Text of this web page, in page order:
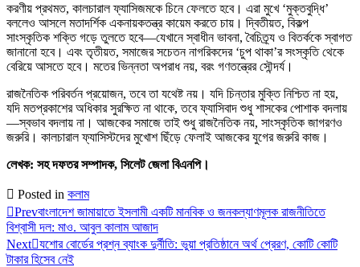
করণীয় প্রথমত, কালচারাল ফ্যাসিজমকে চিনে ফেলতে হবে। এরা মুখে ‘মুক্তবুদ্ধি’
বললেও আসলে মতাদর্শিক একনায়কতন্ত্র কায়েম করতে চায়। দ্বিতীয়ত, বিকল্প
সাংস্কৃতিক শক্তি গড়ে তুলতে হবে—যেখানে স্বাধীন ভাবনা, বৈচিত্র্য ও বিতর্ককে স্বাগত
জানানো হবে। এবং তৃতীয়ত, সমাজের সচেতন নাগরিকদের ‘চুপ থাকা’র সংস্কৃতি থেকে
বেরিয়ে আসতে হবে। মতের ভিন্নতা অপরাধ নয়, বরং গণতন্ত্রের সৌন্দর্য।
রাজনৈতিক পরিবর্তন প্রয়োজন, তবে তা যথেষ্ট নয়। যদি চিন্তার মুক্তি নিশ্চিত না হয়,
যদি মতপ্রকাশের অধিকার সুরক্ষিত না থাকে, তবে ফ্যাসিবাদ শুধু শাসকের পোশাক বদলায়
—স্বভাব বদলায় না। আজকের সমাজে তাই শুধু রাজনৈতিক নয়, সাংস্কৃতিক জাগরণও
জরুরি। কালচারাল ফ্যাসিস্টদের মুখোশ ছিঁড়ে ফেলাই আজকের যুগের জরুরি কাজ।
লেখক: সহ দফতর সম্পাদক, সিলেট জেলা বিএনপি।
Posted in কলাম
Prevবাংলাদেশ জামায়াতে ইসলামী একটি মানবিক ও জনকল্যাণমূলক রাজনীতিতে
বিশ্বাসী দল: মাও. আবুল কালাম আজাদ
Next যশোর বোর্ডের প্রশ্ন ব্যাংক দুর্নীতি: ভুয়া প্রতিষ্ঠানে অর্থ প্রেরণ, কোটি কোটি
টাকার হিসেব নেই